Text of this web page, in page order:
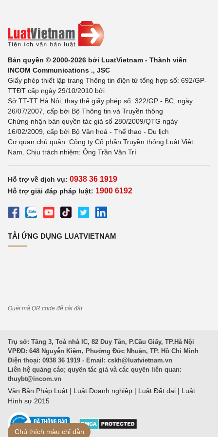
Bản quyền © 2000-2026 bởi LuatVietnam - Thành viên
INCOM Communications ., JSC
Giấy phép thiết lập trang Thông tin điện tử tổng hợp số: 692/GP-
TTĐT cấp ngày 29/10/2010 bởi
Sở TT-TT Hà Nội, thay thế giấy phép số: 322/GP - BC, ngày
26/07/2007, cấp bởi Bộ Thông tin và Truyền thông
Chứng nhận bản quyền tác giả số 280/2009/QTG ngày
16/02/2009, cấp bởi Bộ Văn hoá - Thể thao - Du lịch
Cơ quan chủ quản: Công ty Cổ phần Truyền thông Luật Việt
Nam. Chịu trách nhiệm: Ông Trần Văn Trí
Hỗ trợ về dịch vụ: 0938 36 1919
Hỗ trợ giải đáp pháp luật: 1900 6192
TẢI ỨNG DỤNG LUATVIETNAM
Quét mã QR code để cài đặt
Trụ sở: Tầng 3, Toà nhà IC, 82 Duy Tân, P.Cầu Giấy, TP.Hà Nội
VPĐD: 648 Nguyễn Kiệm, Phường Đức Nhuận, TP. Hồ Chí Minh
Điện thoại: 0938 36 1919 - Email: cskh@luatvietnam.vn
Liên hệ quảng cáo; quyền tác giả và các quyền liên quan:
thuybt@incom.vn
Văn Bản Pháp Luật | Luật Doanh nghiệp | Luật Đất đai | Luật
Hình sự 2015
Chú thích màu chỉ dẫn